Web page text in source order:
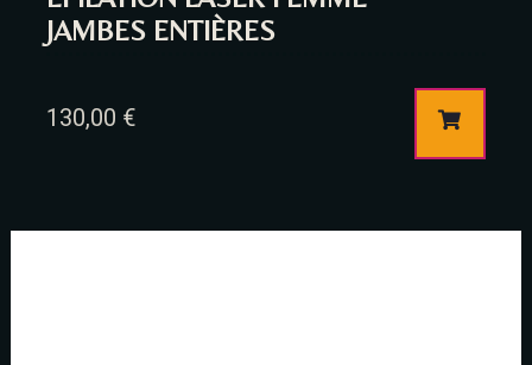
JAMBES ENTIÈRES
130,00 €